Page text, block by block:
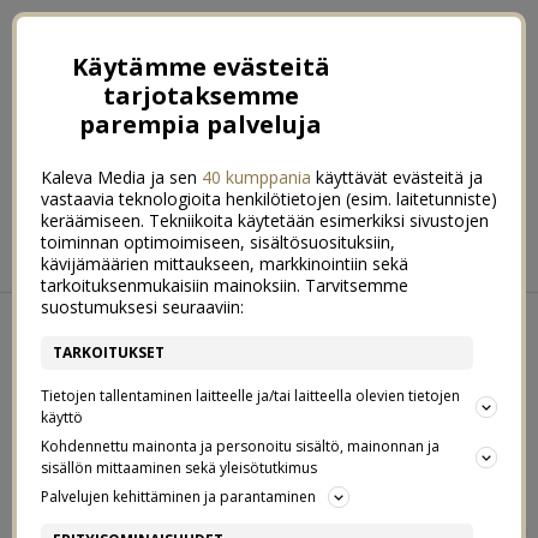
ETUSIVU RUOKA
HYVINVOINTI
KOTI & SISUSTUS
LIFESTYLE
KESKIVIIKKO 23. MAALISKUUN 2022
OMA OLO SEN KERTOI –
MOIKKAMOI!
Oi tätä ilon päivää; olin alkuviikosta kontrollimittauksissa
Käytämme evästeitä
tarjotaksemme
parempia palveluja
Kaleva Media ja sen 40 kumppania käyttävät evästeitä ja
vastaavia teknologioita henkilötietojen (esim. laitetunniste)
keräämiseen. Tekniikoita käytetään esimerkiksi sivustojen
toiminnan optimoimiseen, sisältösuosituksiin,
kävijämäärien mittaukseen, markkinointiin sekä
tarkoituksenmukaisiin mainoksiin. Tarvitsemme
suostumuksesi seuraaviin:
TARKOITUKSET
Tietojen tallentaminen laitteelle ja/tai laitteella olevien tietojen
käyttö
Kohdennettu mainonta ja personoitu sisältö, mainonnan ja
sisällön mittaaminen sekä yleisötutkimus
Palvelujen kehittäminen ja parantaminen